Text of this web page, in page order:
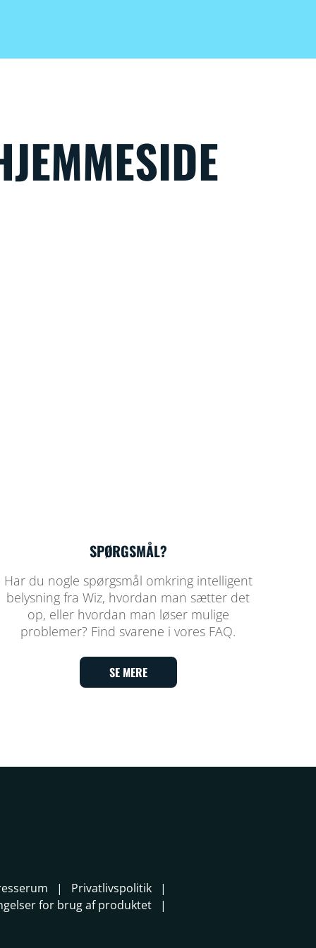
SPØRGSMÅL?
Har du nogle spørgsmål omkring intelligent
belysning fra Wiz, hvordan man sætter det
op, eller hvordan man løser mulige
problemer? Find svarene i vores FAQ.
SE MERE
Privatlivspolitik
for brug af produktet